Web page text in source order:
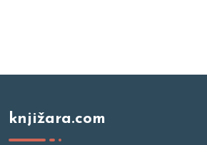
knjižara.com